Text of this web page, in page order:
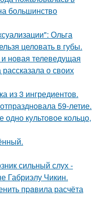
большинство
Ольга
целовать в губы.
новая телеведущая
о своих
из 3 ингредиентов.
59-летие.
культовое кольцо,
сильный слух -
Габриэлу Чикин.
пpaвила расчёта